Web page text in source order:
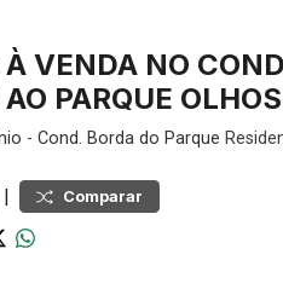
À VENDA NO
PARQUE
- Cond. Borda do Parque
| Comparar